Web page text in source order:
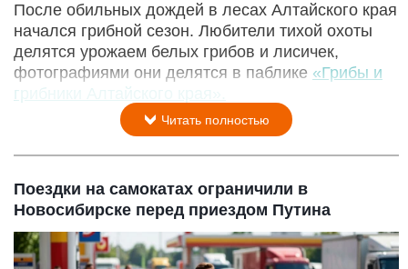
После обильных дождей в лесах Алтайского края
начался грибной сезон. Любители тихой охоты
делятся урожаем белых грибов и лисичек,
фотографиями они делятся в паблике «Грибы и
грибники Алтайского края».
Читать полностью
Поездки на самокатах ограничили в
Новосибирске перед приездом Путина